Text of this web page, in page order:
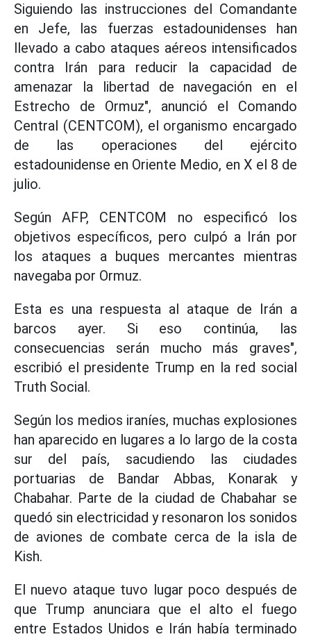
Siguiendo las instrucciones del Comandante
en Jefe, las fuerzas estadounidenses han
llevado a cabo ataques aéreos intensificados
contra Irán para reducir la capacidad de
amenazar la libertad de navegación en el
Estrecho de Ormuz", anunció el Comando
Central (CENTCOM), el organismo encargado
de las operaciones del ejército
estadounidense en Oriente Medio, en X el 8 de
julio.
Según AFP, CENTCOM no especificó los
objetivos específicos, pero culpó a Irán por
los ataques a buques mercantes mientras
navegaba por Ormuz.
Esta es una respuesta al ataque de Irán a
barcos ayer. Si eso continúa, las
consecuencias serán mucho más graves",
escribió el presidente Trump en la red social
Truth Social.
Según los medios iraníes, muchas explosiones
han aparecido en lugares a lo largo de la costa
sur del país, sacudiendo las ciudades
portuarias de Bandar Abbas, Konarak y
Chabahar. Parte de la ciudad de Chabahar se
quedó sin electricidad y resonaron los sonidos
de aviones de combate cerca de la isla de
Kish.
El nuevo ataque tuvo lugar poco después de
que Trump anunciara que el alto el fuego
entre Estados Unidos e Irán había terminado